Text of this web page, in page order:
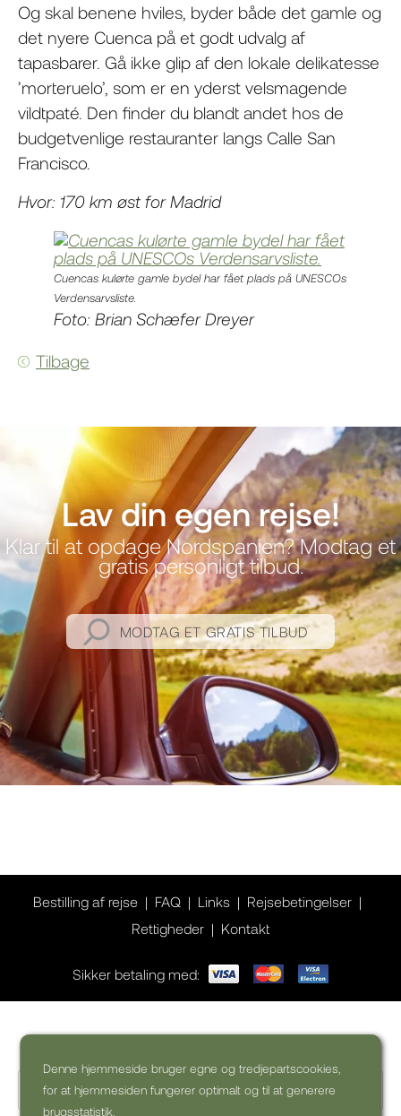
Denne hjemmeside bruger egne og tredjepartscookies,
for at hjemmesiden fungerer optimalt og til at generere
brugsstatistik.
Og skal benene hviles, byder både det gamle og
det nyere Cuenca på et godt udvalg af
tapasbarer. Gå ikke glip af den lokale delikatesse
’morteruelo’, som er en yderst velsmagende
vildtpaté. Den finder du blandt andet hos de
budgetvenlige restauranter langs Calle San
Francisco.
Hvor: 170 km øst for Madrid
Cuencas kulørte gamle bydel har fået plads på UNESCOs
Verdensarvsliste.
Foto: Brian Schæfer Dreyer
Tilbage
Lav din egen rejse!
Klar til at opdage Nordspanien? Modtag et
gratis personligt tilbud.
MODTAG ET GRATIS TILBUD
Bestilling af rejse FAQ Links
Rejsebetingelser
Rettigheder
Kontakt
Sikker betaling med: